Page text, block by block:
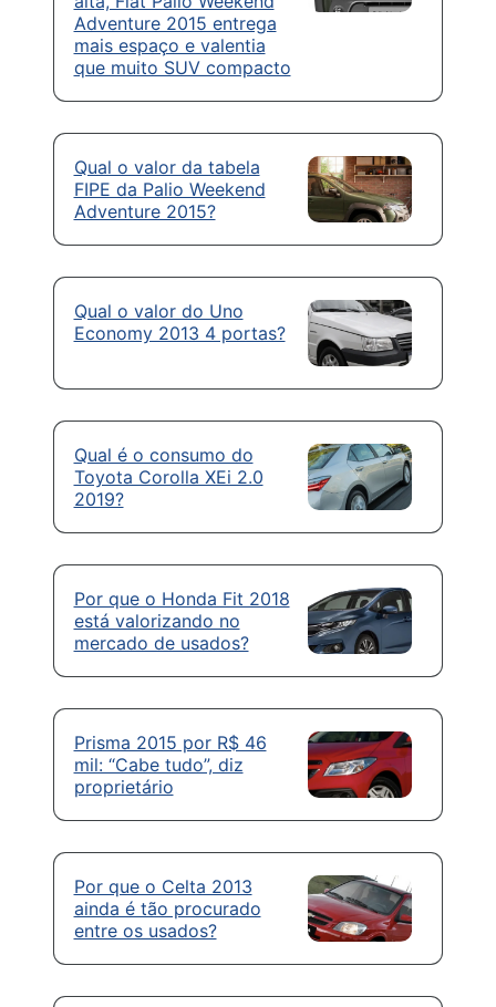
Adventure 2015 entrega
mais espaço e valentia
que muito SUV compacto
Qual o valor da tabela
FIPE da Palio Weekend
Adventure 2015?
Qual o valor do Uno
Economy 2013 4 portas?
Qual é o consumo do
Toyota Corolla XEi 2.0
2019?
Por que o Honda Fit 2018
está valorizando no
mercado de usados?
Prisma 2015 por R$ 46
mil: “Cabe tudo”, diz
proprietário
Por que o Celta 2013
ainda é tão procurado
entre os usados?